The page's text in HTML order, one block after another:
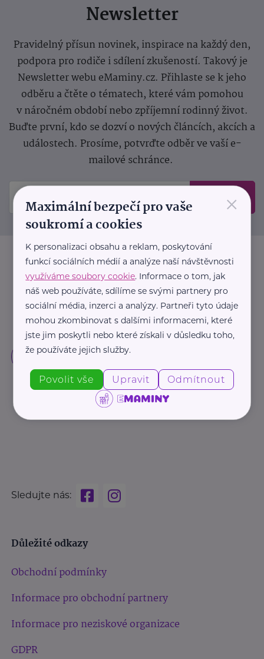
Newsletter
Pravidelný přísun novinek, inspirace na každý den,
podpora pro rodiče i sdílení zkušeností. Takový je
Newsletter webu eMaminy.cz. Přihlaste se k jeho
odběru a čtěte o tématech, které vám pomohou
v náročném období nebo zpříjemní rodinný život.
Buďte první, kdo se dozví o nových článcích, akcích a
událostech. Prosíme, potvrďte odběr ve vaší e-
mailové schránce.
Odeslat
Sledujte nás:
Důležité odkazy
Obchodní podmínky
Informace pro obchodní partnery
Informace pro neziskové organizace
GDPR
×
Maximální bezpečí pro vaše
soukromí a cookies
K personalizaci obsahu a reklam, poskytování
funkcí sociálních médií a analýze naší návštěvnosti
využíváme soubory cookie. Informace o tom, jak
náš web používáte, sdílíme se svými partnery pro
sociální média, inzerci a analýzy. Partneři tyto údaje
mohou zkombinovat s dalšími informacemi, které
jste jim poskytli nebo které získali v důsledku toho,
že používáte jejich služby.
Povolit vše Upravit Odmítnout